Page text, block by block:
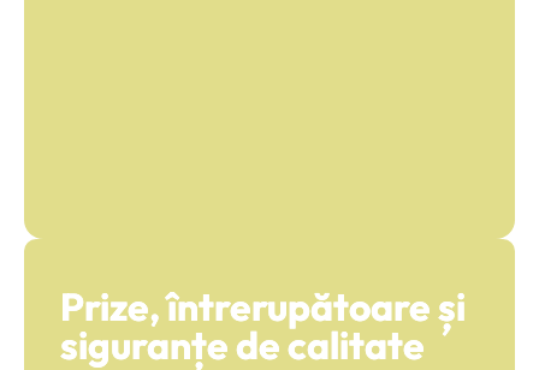
Prize, întrerupătoare și
siguranțe de calitate